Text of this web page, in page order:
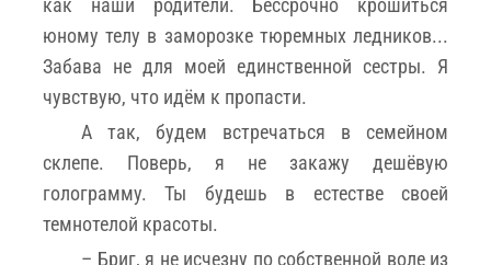
юному телу в заморозке тюремных ледников...
Забава не для моей единственной сестры. Я
чувствую, что идём к пропасти.
А так, будем встречаться в семейном
склепе. Поверь, я не закажу дешёвую
голограмму. Ты будешь в естестве своей
темнотелой красоты.
– Бриг, я не исчезну по собственной воле из